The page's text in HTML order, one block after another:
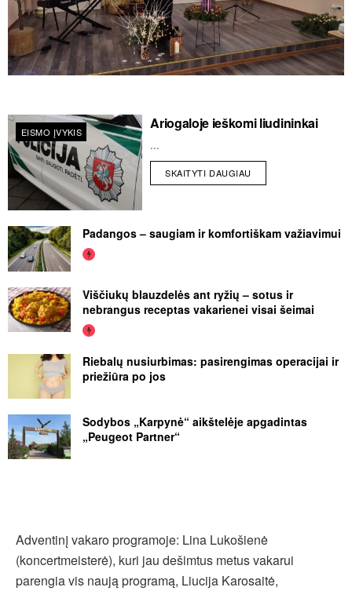
EISMO ĮVYKIS Ariogaloje ieškomi liudininkai
...
SKAITYTI DAUGIAU
Padangos – saugiam ir komfortiškam važiavimui
Viščiukų blauzdelės ant ryžių – sotus ir
nebrangus receptas vakarienei visai šeimai
Riebalų nusiurbimas: pasirengimas operacijai ir
priežiūra po jos
Sodybos „Karpynė“ aikštelėje apgadintas
„Peugeot Partner“
Adventinį vakaro programoje: Lina Lukošienė
(koncertmeisterė), kuri jau dešimtus metus vakarui
parengia vis naują programą, Liucija Karosaitė,